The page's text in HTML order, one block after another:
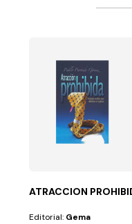
la razón y el
ATRACCION
Editorial: Gema